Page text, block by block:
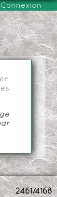
Connexion
2461/4168